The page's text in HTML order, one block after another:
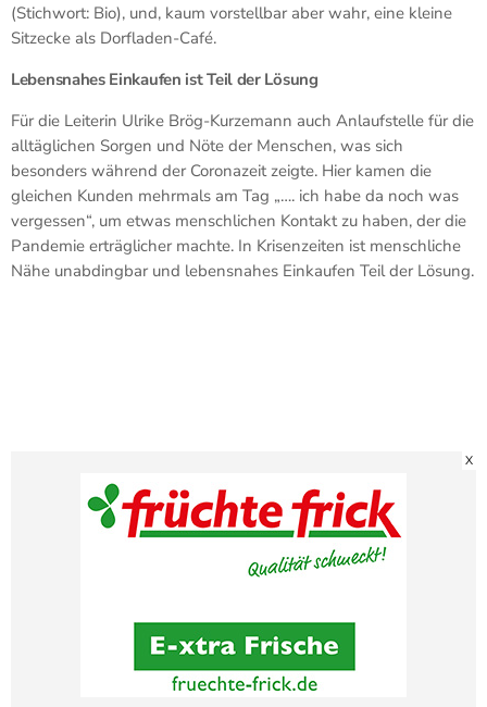
(Stichwort: Bio), und, kaum vorstellbar aber wahr, eine kleine
Sitzecke als Dorfladen-Café.
Lebensnahes Einkaufen ist Teil der Lösung
Für die Leiterin Ulrike Brög-Kurzemann auch Anlaufstelle für die
alltäglichen Sorgen und Nöte der Menschen, was sich
besonders während der Coronazeit zeigte. Hier kamen die
gleichen Kunden mehrmals am Tag „…. ich habe da noch was
vergessen“, um etwas menschlichen Kontakt zu haben, der die
Pandemie erträglicher machte. In Krisenzeiten ist menschliche
Nähe unabdingbar und lebensnahes Einkaufen Teil der Lösung.
X